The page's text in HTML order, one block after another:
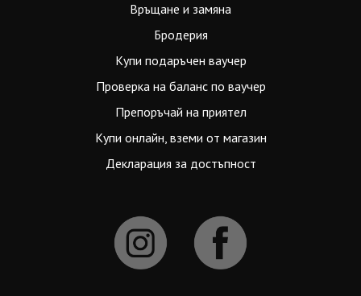
Връщане и замяна
Бродерия
Купи подаръчен ваучер
Проверка на баланс по ваучер
Препоръчай на приятел
Купи онлайн, вземи от магазин
Декларация за достъпност